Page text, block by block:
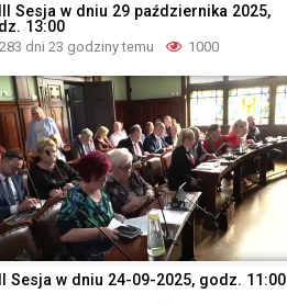
Sesja w dniu 29 października 2025,
13:00
283 dni 23 godziny temu 1000
Sesja w dniu 24-09-2025, godz. 11:00